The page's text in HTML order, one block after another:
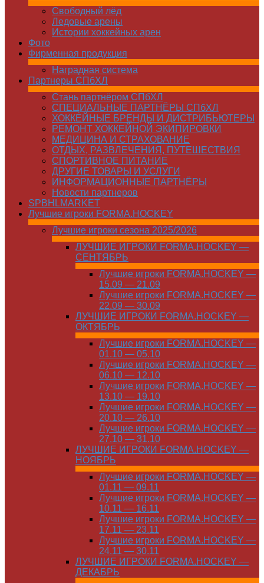
Свободный лёд
Ледовые арены
Истории хоккейных арен
Фото
Фирменная продукция
Наградная система
Партнеры СПбХЛ
Стань партнёром СПбХЛ
СПЕЦИАЛЬНЫЕ ПАРТНЁРЫ СПбХЛ
ХОККЕЙНЫЕ БРЕНДЫ И ДИСТРИБЬЮТЕРЫ
РЕМОНТ ХОККЕЙНОЙ ЭКИПИРОВКИ
МЕДИЦИНА И СТРАХОВАНИЕ
ОТДЫХ, РАЗВЛЕЧЕНИЯ, ПУТЕШЕСТВИЯ
СПОРТИВНОЕ ПИТАНИЕ
ДРУГИЕ ТОВАРЫ И УСЛУГИ
ИНФОРМАЦИОННЫЕ ПАРТНЁРЫ
Новости партнеров
SPBHLMARKET
Лучшие игроки FORMA.HOCKEY
Лучшие игроки сезона 2025/2026
ЛУЧШИЕ ИГРОКИ FORMA.HOCKEY —
СЕНТЯБРЬ
Лучшие игроки FORMA.HOCKEY —
15.09 — 21.09
Лучшие игроки FORMA.HOCKEY —
22.09 — 30.09
ЛУЧШИЕ ИГРОКИ FORMA.HOCKEY —
ОКТЯБРЬ
Лучшие игроки FORMA.HOCKEY —
01.10 — 05.10
Лучшие игроки FORMA.HOCKEY —
06.10 — 12.10
Лучшие игроки FORMA.HOCKEY —
13.10 — 19.10
Лучшие игроки FORMA.HOCKEY —
20.10 — 26.10
Лучшие игроки FORMA.HOCKEY —
27.10 — 31.10
ЛУЧШИЕ ИГРОКИ FORMA.HOCKEY —
НОЯБРЬ
Лучшие игроки FORMA.HOCKEY —
01.11 — 09.11
Лучшие игроки FORMA.HOCKEY —
10.11 — 16.11
Лучшие игроки FORMA.HOCKEY —
17.11 — 23.11
Лучшие игроки FORMA.HOCKEY —
24.11 — 30.11
ЛУЧШИЕ ИГРОКИ FORMA.HOCKEY —
ДЕКАБРЬ